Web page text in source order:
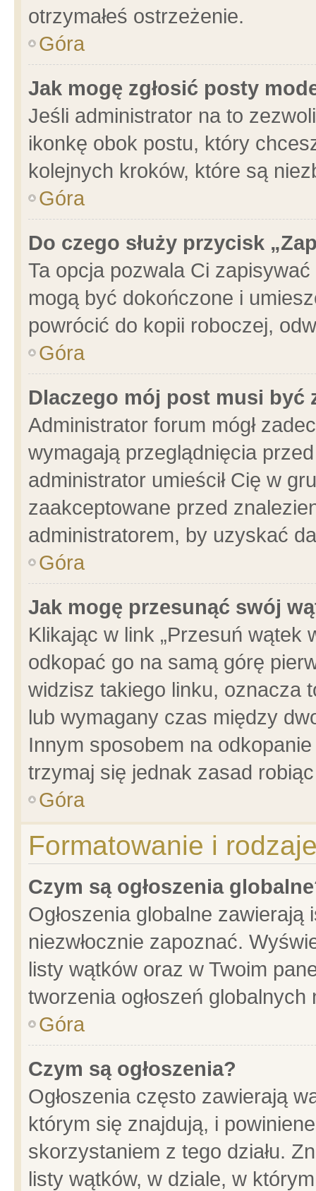
otrzymałeś ostrzeżenie.
Góra
Jak mogę zgłosić posty
Jeśli administrator na to
ikonkę obok postu, który
kolejnych kroków, które są
Góra
Do czego służy przycisk
Ta opcja pozwala Ci
mogą być dokończone i
powrócić do kopii roboczej,
Góra
Dlaczego mój post musi być
Administrator forum mógł
wymagają przeglądnięcia
administrator umieścił Cię w
zaakceptowane przed
administratorem, by uzyskać
Góra
Jak mogę przesunąć swój
Klikając w link „Przesuń wątek
odkopać go na samą górę
widzisz takiego linku, oznacza
lub wymagany czas między
Innym sposobem na
trzymaj się jednak zasad
Góra
Formatowanie i
Czym są ogłoszenia
Ogłoszenia globalne
niezwłocznie zapoznać.
listy wątków oraz w Twoim
tworzenia ogłoszeń
Góra
Czym są ogłoszenia?
Ogłoszenia często zawierają
którym się znajdują, i
skorzystaniem z tego działu.
listy wątków, w dziale, w